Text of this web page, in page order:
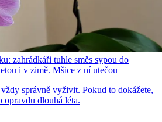
zahrádkáři tuhle směs sypou do
i v zimě. Mšice z ní utečou
správně vyživit. Pokud to dokážete,
opravdu dlouhá léta.